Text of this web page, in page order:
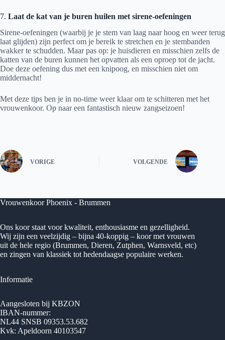
7. Laat de kat van je buren huilen met sirene-oefeningen
Sirene-oefeningen (waarbij je je stem van laag naar hoog en weer terug
laat glijden) zijn perfect om je bereik te stretchen en je stembanden
wakker te schudden. Maar pas op: je huisdieren en misschien zelfs de
katten van de buren kunnen het opvatten als een oproep tot de jacht.
Doe deze oefening dus met een knipoog, en misschien niet om
middernacht!
Met deze tips ben je in no-time weer klaar om te schitteren met het
vrouwenkoor. Op naar een fantastisch nieuw zangseizoen!
VORIGE VOLGENDE
Vrouwenkoor Phoenix - Brummen
Ons koor staat voor kwaliteit, enthousiasme en gezelligheid.
Wij zijn een veelzijdig – bijna 40-koppig – koor met vrouwen
uit de hele regio (Brummen, Dieren, Zutphen, Warnsveld, etc)
en zingen van klassiek tot hedendaagse populaire werken.
Informatie
Aangesloten bij KBZON
IBAN-nummer:
NL44 SNSB 09353.53.682
Kvk: Apeldoorn 40103547